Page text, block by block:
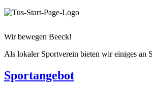
Wir bewegen Beeck!
Als lokaler Sportverein bieten wir einiges an
Sportangebot